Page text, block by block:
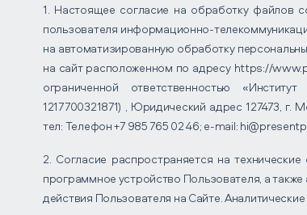
1. Настоящее согласие на обработку файлов
пользователя информационно-
на автоматизированную обработку
на сайт расположенном по адресу https://
ограниченной ответственностью
1217700321871) , Юридический адрес 127473, г.
тел: Телефон +7 985 765 02 46; e-mail:
2. Согласие распространяется на
программное устройство Пользователя, а
действия Пользователя на Сайте.